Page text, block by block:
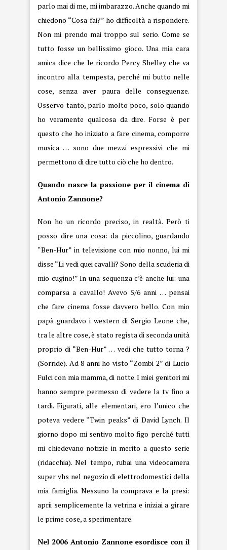
parlo mai di me, mi imbarazzo. Anche quando mi
chiedono “Cosa fai?” ho difficoltà a rispondere.
Non mi prendo mai troppo sul serio. Come se
tutto fosse un bellissimo gioco. Una mia cara
amica dice che le ricordo Percy Shelley che va
incontro alla tempesta, perché mi butto nelle
cose, senza aver paura delle conseguenze.
Osservo tanto, parlo molto poco, solo quando
ho veramente qualcosa da dire. Forse è per
questo che ho iniziato a fare cinema, comporre
musica … sono due mezzi espressivi che mi
permettono di dire tutto ciò che ho dentro.
Quando nasce la passione per il cinema di
Antonio Zannone?
Non ho un ricordo preciso, in realtà. Però ti
posso dire una cosa: da piccolino, guardando
“Ben-Hur” in televisione con mio nonno, lui mi
disse “Li vedi quei cavalli? Sono della scuderia di
mio cugino!” In una sequenza c’è anche lui: una
comparsa a cavallo! Avevo 5/6 anni … pensai
che fare cinema fosse davvero bello. Con mio
papà guardavo i western di Sergio Leone che,
tra le altre cose, è stato regista di seconda unità
proprio di “Ben-Hur” … vedi che tutto torna ?
(Sorride). Ad 8 anni ho visto “Zombi 2” di Lucio
Fulci con mia mamma, di notte. I miei genitori mi
hanno sempre permesso di vedere la tv fino a
tardi. Figurati, alle elementari, ero l’unico che
poteva vedere “Twin peaks” di David Lynch. Il
giorno dopo mi sentivo molto figo perché tutti
mi chiedevano notizie in merito a questo serie
(ridacchia). Nel tempo, rubai una videocamera
super vhs nel negozio di elettrodomestici della
mia famiglia. Nessuno la comprava e la presi:
aprii semplicemente la vetrina e iniziai a girare
le prime cose, a sperimentare.
Nel 2006 Antonio Zannone esordisce con il